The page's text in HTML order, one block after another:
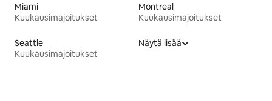
Miami
Kuukausimajoitukset
Montreal
Kuukausimajoitukset
Seattle
Kuukausimajoitukset
Näytä lisää